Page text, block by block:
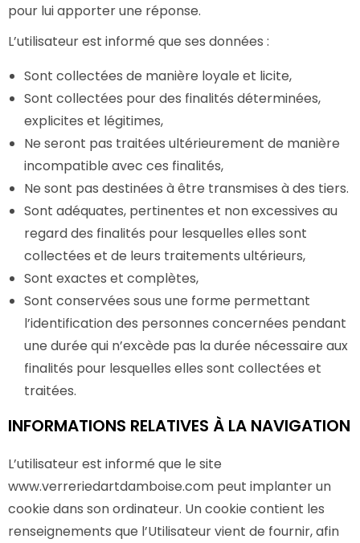
pour lui apporter une réponse.
L’utilisateur est informé que ses données :
Sont collectées de manière loyale et licite,
Sont collectées pour des finalités déterminées,
explicites et légitimes,
Ne seront pas traitées ultérieurement de manière
incompatible avec ces finalités,
Ne sont pas destinées à être transmises à des tiers.
Sont adéquates, pertinentes et non excessives au
regard des finalités pour lesquelles elles sont
collectées et de leurs traitements ultérieurs,
Sont exactes et complètes,
Sont conservées sous une forme permettant
l’identification des personnes concernées pendant
une durée qui n’excède pas la durée nécessaire aux
finalités pour lesquelles elles sont collectées et
traitées.
INFORMATIONS RELATIVES À LA NAVIGATION
L’utilisateur est informé que le site
www.verreriedartdamboise.com peut implanter un
cookie dans son ordinateur. Un cookie contient les
renseignements que l’Utilisateur vient de fournir, afin